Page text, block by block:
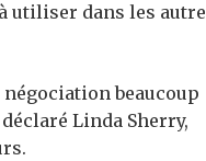
utiliser dans les
beaucoup
Linda Sherry,